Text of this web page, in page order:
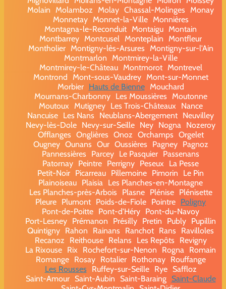
Molain Molamboz Molay Chassal-Molinges Monay
Monnetay Monnet-la-Ville Monnières
Montagna-le-Reconduit Montaigu Montain
Montbarrey Montcusel Monteplain Montfleur
Montholier Montigny-lès-Arsures Montigny-sur-l'Ain
Montmarlon Montmirey-la-Ville
Montmirey-le-Château Montmorot Montrevel
Montrond Mont-sous-Vaudrey Mont-sur-Monnet
Morbier
Hauts de Bienne Mouchard
Mournans-Charbonny
Les Moussières Moutonne
Moutoux Mutigney Les Trois-Châteaux
Nance
Nancuise Les Nans Neublans-Abergement Neuvilley
Nevy-lès-Dole Nevy-sur-Seille Ney Nogna Nozeroy
Offlanges Onglières Onoz Orchamps Orgelet
Ougney Ounans Our Oussières Pagney
Pagnoz
Pannessières
Parcey Le Pasquier Passenans
Patornay Peintre Perrigny Peseux
La Pesse
Petit-Noir Picarreau Pillemoine Pimorin
Le Pin
Plainoiseau Plaisia Les Planches-en-Montagne
Les Planches-près-Arbois
Plasne Plénise
Plénisette
Pleure Plumont Poids-de-Fiole Pointre Poligny
Pont-de-Poitte Pont-d'Héry Pont-du-Navoy
Port-Lesney Prémanon Présilly Pretin Publy Pupillin
Quintigny Rahon Rainans Ranchot Rans
Ravilloles
Recanoz
Reithouse Relans Les Repôts
Revigny
La Rixouse Rix Rochefort-sur-Nenon Rogna Romain
Romange
Rosay Rotalier Rothonay
Rouffange
Les Rousses
Ruffey-sur-Seille Rye
Saffloz
Saint-Amour
Saint-Aubin Saint-Baraing
Saint-Claude